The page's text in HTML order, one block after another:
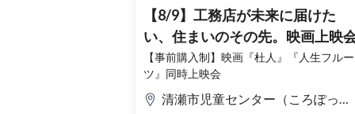
【8/9】工務店が未来に届けた
い、住まいのその先。映画上映
【事前購入制】映画『杜人』『人生フルー
ツ』同時上映会
清瀬市児童センター（ころぽっくる）東京都清瀬市中清戸3-235-5